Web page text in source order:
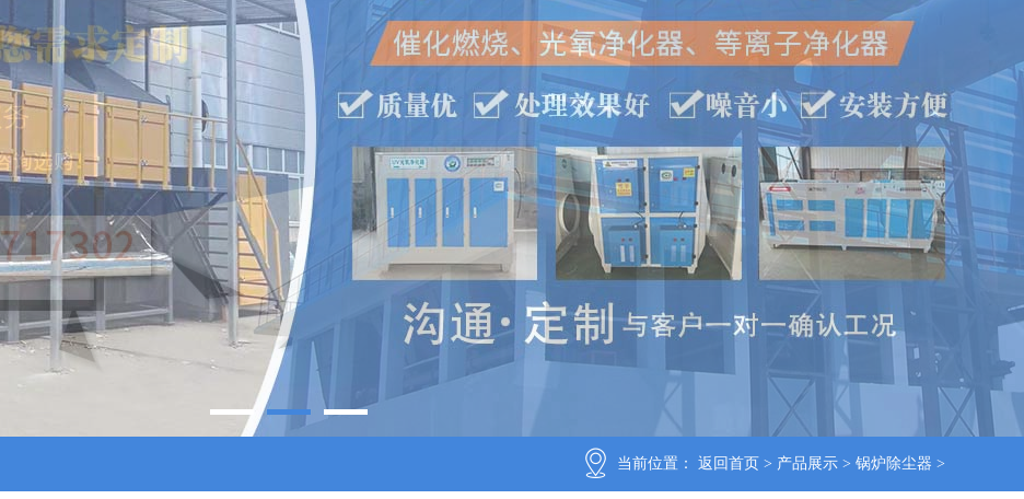
当前位置： 返回首页 > 产品展示 > 锅炉除尘器 >